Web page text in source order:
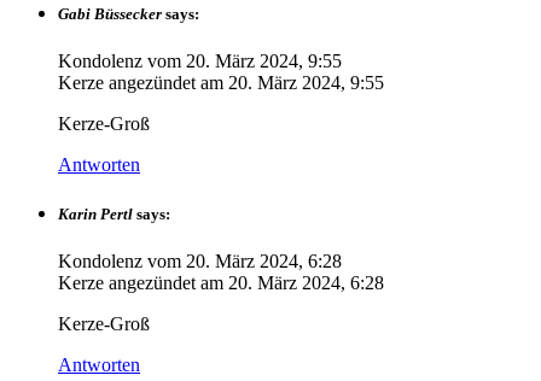
Gabi Büssecker says:
Kondolenz vom 20. März 2024, 9:55
Kerze angezündet am 20. März 2024, 9:55
Kerze-Groß
Antworten
Karin Pertl says:
Kondolenz vom 20. März 2024, 6:28
Kerze angezündet am 20. März 2024, 6:28
Kerze-Groß
Antworten